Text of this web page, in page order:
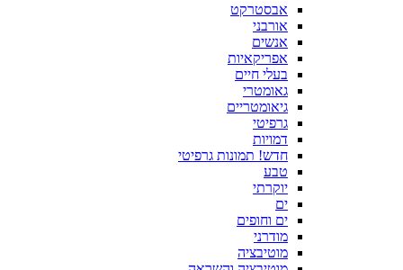
אבסטרקט
אורבני
אנשים
אפריקאיות
בעלי חיים
גאומטרי
גיאומטריים
גרפיטי
דמויות
חדש! תמונות גרפיטי
טבע
יוקרתי
ים
ים וחופים
מודרני
מוטיבציה